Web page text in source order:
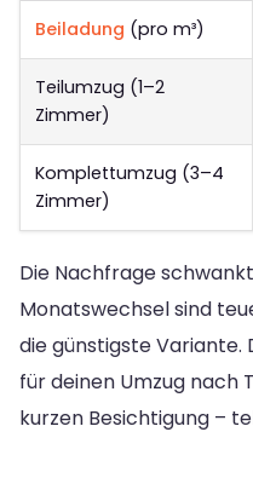
Beiladung (pro m³)
Teilumzug (1–2
Zimmer)
Komplettumzug (3–4
Zimmer)
Die Nachfrage
Monatswechsel sind
die günstigste Variante.
für deinen Umzug nach
kurzen Besichtigung –